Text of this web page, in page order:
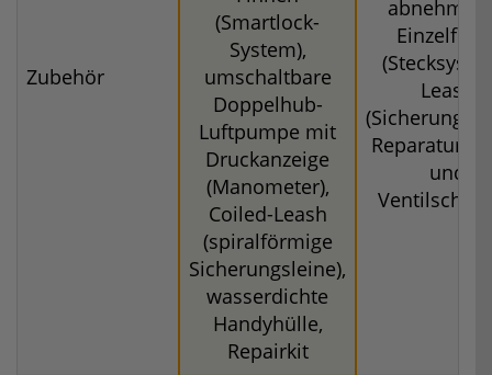
Zubehör
(Smartlock-
System),
umschaltbare
Doppelhub-
Luftpumpe mit
Druckanzeige
(Manometer),
Coiled-Leash
(spiralförmige
Sicherungsleine),
wasserdichte
Handyhülle,
Repairkit
Leash
und